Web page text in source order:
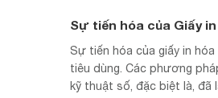
Sự tiến hóa của Giấy
Sự tiến hóa của giấy in
tiêu dùng. Các phương
kỹ thuật số, đặc biệt là, đã